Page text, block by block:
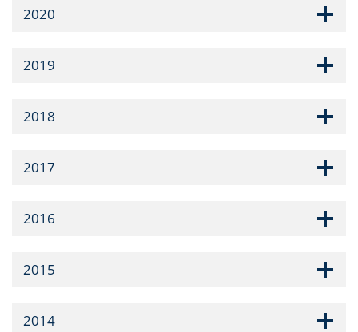
2020
2019
2018
2017
2016
2015
2014